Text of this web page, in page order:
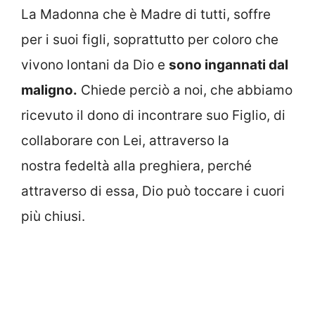
La Madonna che è Madre di tutti, soffre
per i suoi figli, soprattutto per coloro che
vivono lontani da Dio e sono ingannati dal
maligno. Chiede perciò a noi, che abbiamo
ricevuto il dono di incontrare suo Figlio, di
collaborare con Lei, attraverso la
nostra fedeltà alla preghiera, perché
attraverso di essa, Dio può toccare i cuori
più chiusi.